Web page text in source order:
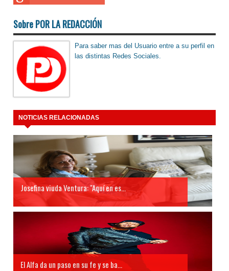
Sobre POR LA REDACCIÓN
Para saber mas del Usuario entre a su perfil en
las distintas Redes Sociales.
NOTICIAS RELACIONADAS
Josefina viuda Ventura: "Aquí en es...
El Alfa da un paso en su fe y se ba...